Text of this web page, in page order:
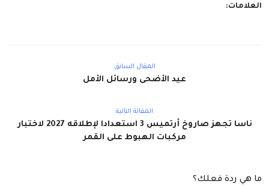
العلامات:
المقال السابق
عيد الأضحى ورسائل الأمل
المقالة التالية
ناسا تجهز صاروخ أرتميس 3 استعدادا لإطلاقه 2027 لاختبار
مركبات الهبوط على القمر
ما هي ردة فعلك؟